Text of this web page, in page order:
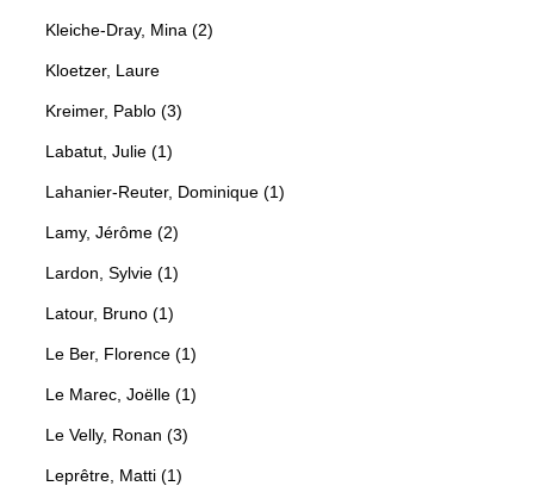
Kleiche-Dray, Mina (2)
Kloetzer, Laure
Kreimer, Pablo (3)
Labatut, Julie (1)
Lahanier-Reuter, Dominique (1)
Lamy, Jérôme (2)
Lardon, Sylvie (1)
Latour, Bruno (1)
Le Ber, Florence (1)
Le Marec, Joëlle (1)
Le Velly, Ronan (3)
Leprêtre, Matti (1)